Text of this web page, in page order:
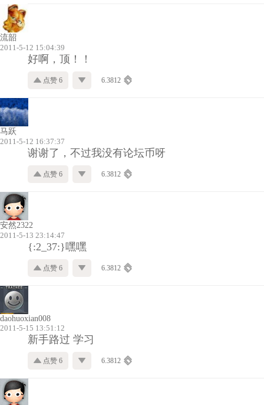
流韶
2011-5-12 15:04:39
好啊，顶！！
点赞 6 6.3812
马跃
2011-5-12 16:37:37
谢谢了，不过我没有论坛币呀
点赞 6 6.3812
安然2322
2011-5-13 23:14:47
{:2_37:}嘿嘿
点赞 6 6.3812
daohuoxian008
2011-5-15 13:51:12
新手路过 学习
点赞 6 6.3812